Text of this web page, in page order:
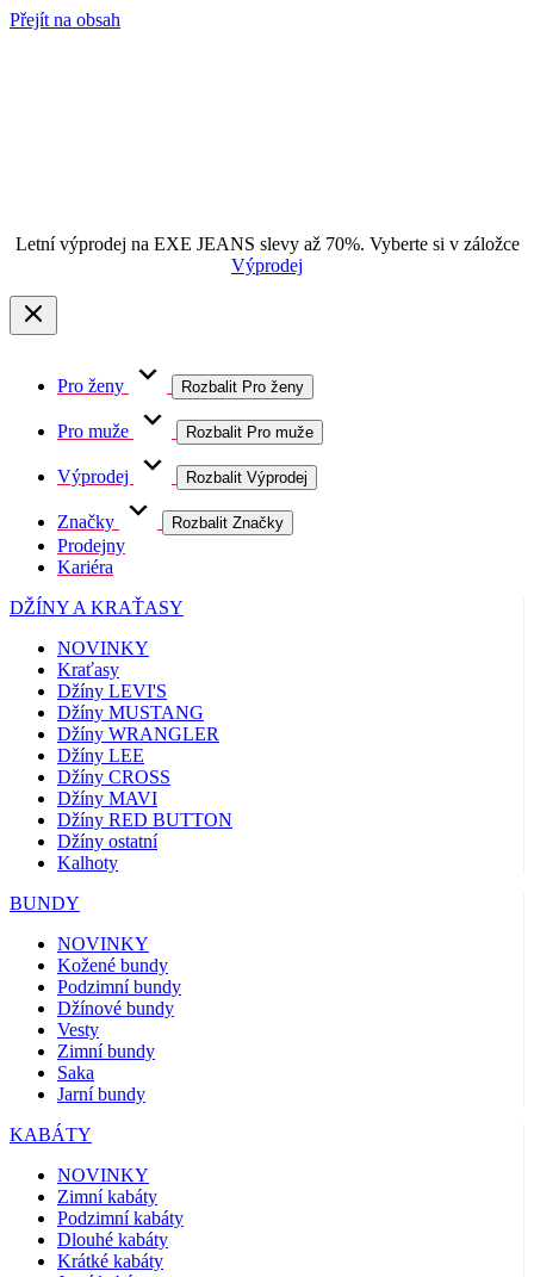
Přejít na obsah
Letní výprodej na EXE JEANS slevy až 70%. Vyberte si v záložce
Výprodej
Pro ženy Rozbalit Pro ženy
Pro muže Rozbalit Pro muže
Výprodej Rozbalit Výprodej
Značky Rozbalit Značky
Prodejny
Kariéra
DŽÍNY A KRAŤASY
NOVINKY
Kraťasy
Džíny LEVI'S
Džíny MUSTANG
Džíny WRANGLER
Džíny LEE
Džíny CROSS
Džíny MAVI
Džíny RED BUTTON
Džíny ostatní
Kalhoty
BUNDY
NOVINKY
Kožené bundy
Podzimní bundy
Džínové bundy
Vesty
Zimní bundy
Saka
Jarní bundy
KABÁTY
NOVINKY
Zimní kabáty
Podzimní kabáty
Dlouhé kabáty
Krátké kabáty